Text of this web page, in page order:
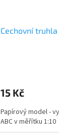
Cechovní truhla
15 Kč
Papírový model -
ABC v měřítku 1:10